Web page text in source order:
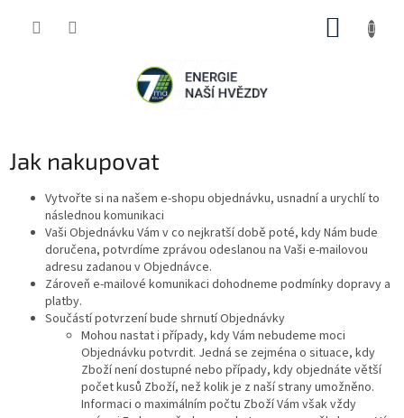
Jak nakupovat
Vytvořte si na našem e-shopu objednávku, usnadní a urychlí to
následnou komunikaci
Vaši Objednávku Vám v co nejkratší době poté, kdy Nám bude
doručena, potvrdíme zprávou odeslanou na Vaši e-mailovou
adresu zadanou v Objednávce.
Zároveň e-mailové komunikaci dohodneme podmínky dopravy a
platby.
Součástí potvrzení bude shrnutí Objednávky
Mohou nastat i případy, kdy Vám nebudeme moci
Objednávku potvrdit. Jedná se zejména o situace, kdy
Zboží není dostupné nebo případy, kdy objednáte větší
počet kusů Zboží, než kolik je z naší strany umožněno.
Informaci o maximálním počtu Zboží Vám však vždy